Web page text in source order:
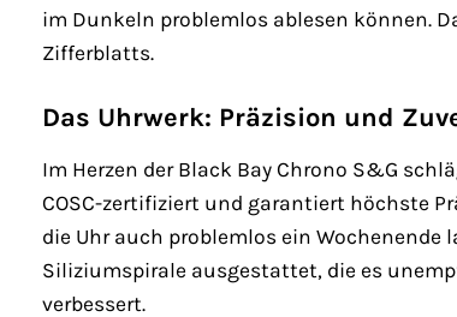
im Dunkeln problemlos ablesen können.
Zifferblatts.
Das Uhrwerk: Präzision und
Im Herzen der Black Bay Chrono S&G
COSC-zertifiziert und garantiert höchste
die Uhr auch problemlos ein
Siliziumspirale ausgestattet, die es
verbessert.